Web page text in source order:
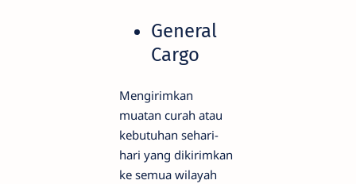
General
Cargo
Mengirimkan
muatan curah atau
kebutuhan sehari-
hari yang dikirimkan
ke semua wilayah